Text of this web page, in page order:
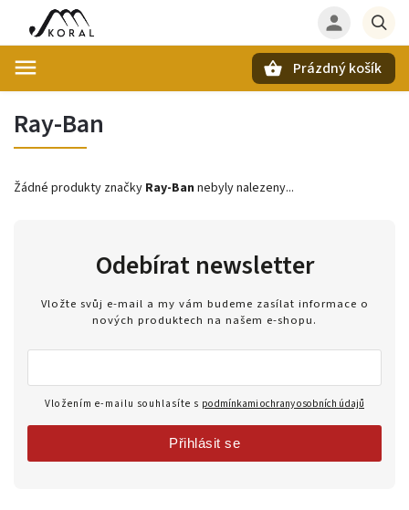
Prázdný košík
Ray-Ban
Žádné produkty značky Ray-Ban nebyly nalezeny...
Odebírat newsletter
Vložte svůj e-mail a my vám budeme zasílat informace o
nových produktech na našem e-shopu.
Vložením e-mailu souhlasíte s podmínkami ochrany osobních údajů
Přihlásit se